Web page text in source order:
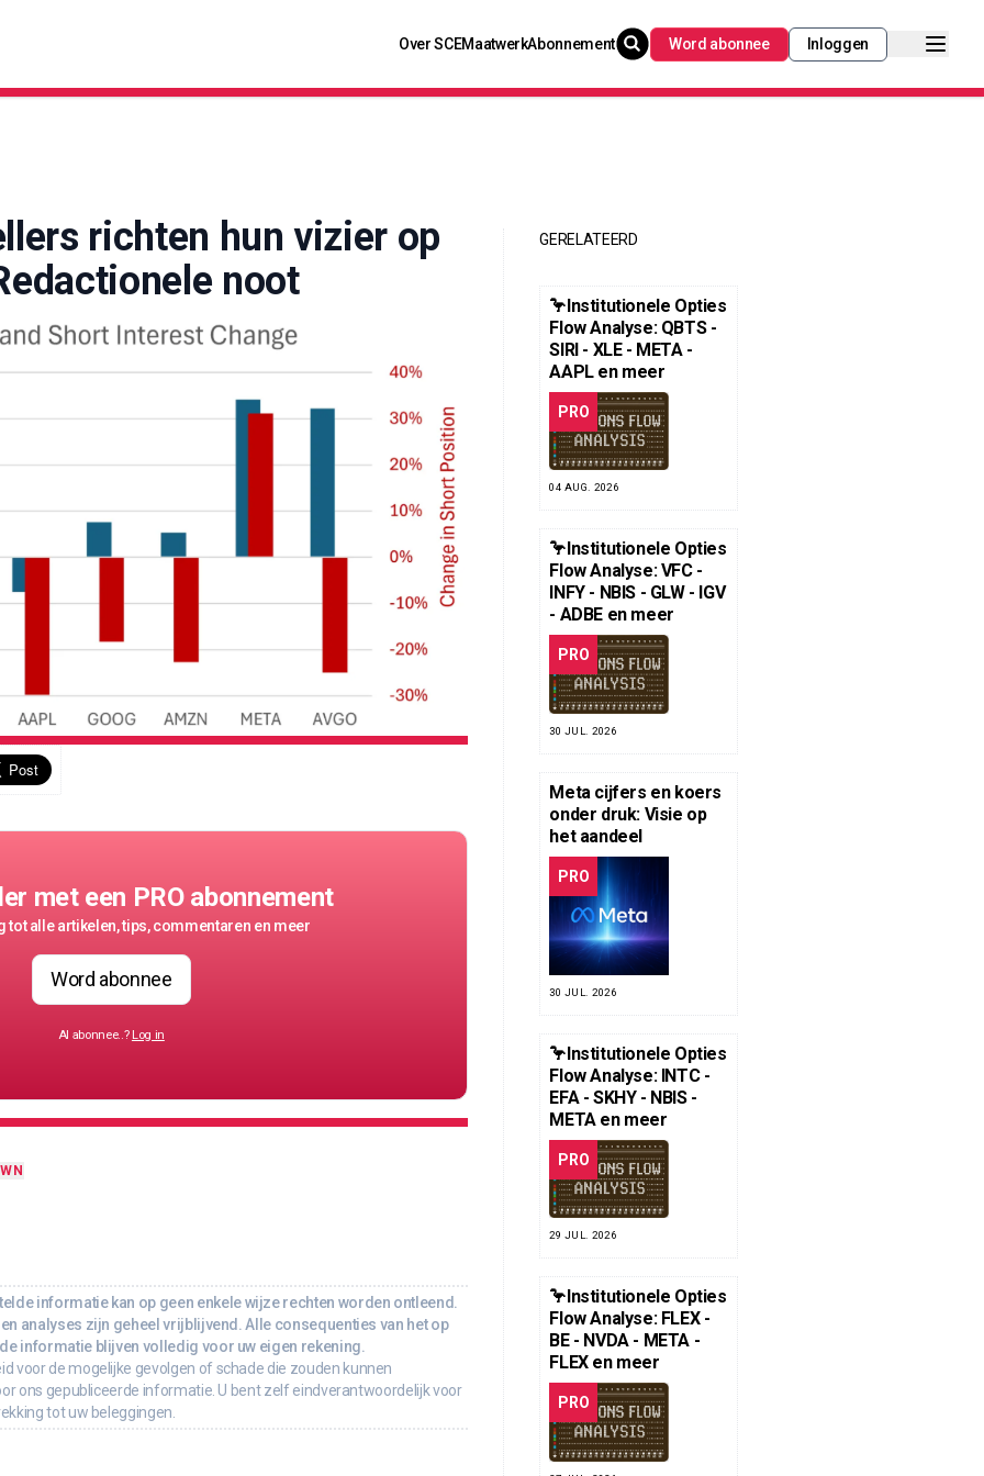
Over SCEMaatwerkAbonnement Word abonnee Inloggen
richten hun vizier op
noot
met een PRO abonnement
tot alle artikelen, tips, commentaren en meer
Word abonnee
Al abonnee..? Log in
informatie kan op geen enkele wijze rechten worden ontleend.
analyses zijn geheel vrijblijvend. Alle consequenties van het op
informatie blijven volledig voor uw eigen rekening.
voor de mogelijke gevolgen of schade die zouden kunnen
ons gepubliceerde informatie. U bent zelf eindverantwoordelijk voor
tot uw beleggingen.
GERELATEERD
🦩Institutionele Opties
Flow Analyse: QBTS -
SIRI - XLE - META -
AAPL en meer
PRO
04 AUG. 2026
🦩Institutionele Opties
Flow Analyse: VFC -
INFY - NBIS - GLW - IGV
- ADBE en meer
PRO
30 JUL. 2026
Meta cijfers en koers
onder druk: Visie op
het aandeel
PRO
30 JUL. 2026
🦩Institutionele Opties
Flow Analyse: INTC -
EFA - SKHY - NBIS -
META en meer
PRO
29 JUL. 2026
🦩Institutionele Opties
Flow Analyse: FLEX -
BE - NVDA - META -
FLEX en meer
PRO